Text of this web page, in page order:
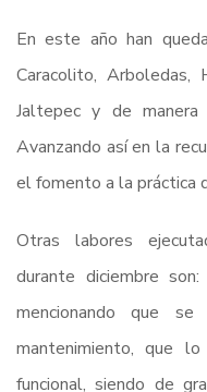
En este año han
Caracolito, Arboledas,
Jaltepec y de manera
Avanzando así en la
el fomento a la práctica
Otras labores
durante diciembre
mencionando que
mantenimiento, que
funcional, siendo de